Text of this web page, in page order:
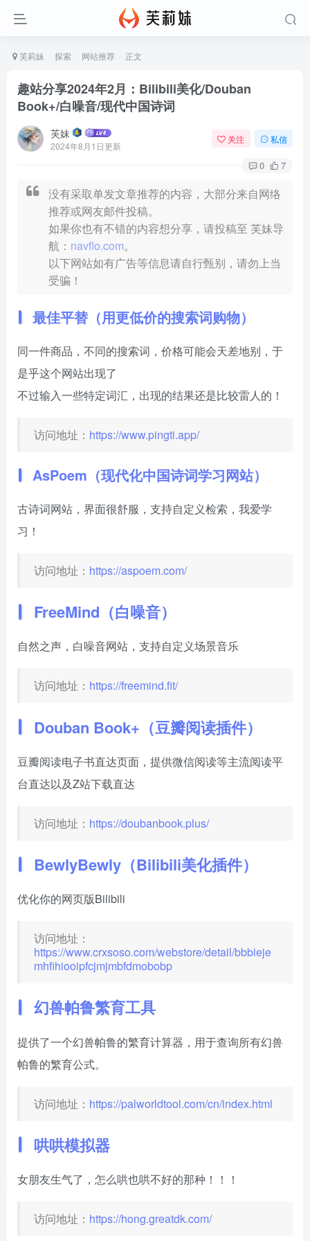
芙莉妹 探索 网站推荐 正文
趣站分享2024年2月：Bilibili美化/Douban
Book+/白噪音/现代中国诗词
芙妹
2024年8月1日更新
关注 私信
0 7
没有采取单发文章推荐的内容，大部分来自网络
推荐或网友邮件投稿。
如果你也有不错的内容想分享，请投稿至 芙妹导
航： navflo.com。
以下网站如有广告等信息请自行甄别，请勿上当
受骗！
最佳平替（用更低价的搜索词购物）
同一件商品，不同的搜索词，价格可能会天差地别，于
是乎这个网站出现了
不过输入一些特定词汇，出现的结果还是比较雷人的！
访问地址： https://www.pingti.app/
AsPoem（现代化中国诗词学习网站）
古诗词网站，界面很舒服，支持自定义检索，我爱学
习！
访问地址： https://aspoem.com/
FreeMind（白噪音）
自然之声，白噪音网站，支持自定义场景音乐
访问地址： https://freemind.fit/
Douban Book+（豆瓣阅读插件）
豆瓣阅读电子书直达页面，提供微信阅读等主流阅读平
台直达以及Z站下载直达
访问地址： https://doubanbook.plus/
BewlyBewly（Bilibili美化插件）
优化你的网页版Bilibili
访问地址：
https://www.crxsoso.com/webstore/detail/bbbieje
mhfihiooipfcjmjmbfdmobobp
幻兽帕鲁繁育工具
提供了一个幻兽帕鲁的繁育计算器，用于查询所有幻兽
帕鲁的繁育公式。
访问地址： https://palworldtool.com/cn/index.html
哄哄模拟器
女朋友生气了，怎么哄也哄不好的那种！！！
访问地址： https://hong.greatdk.com/